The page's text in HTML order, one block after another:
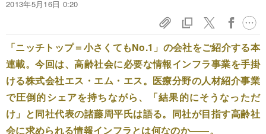
2013年5月16日 0:20
「ニッチトップ＝小さくてもNo.1」の会社をご紹介する本
連載。今回は、高齢社会に必要な情報インフラ事業を手掛
ける株式会社エス・エム・エス。医療分野の人材紹介事業
で圧倒的シェアを持ちながら、「結果的にそうなっただ
け」と同社代表の諸藤周平氏は語る。同社が目指す高齢社
会に求められる情報インフラとは何なのか――。